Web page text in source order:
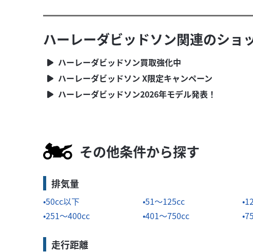
ハーレーダビッドソン関連のショ
ハーレーダビッドソン買取強化中
ハーレーダビッドソン X限定キャンペーン
ハーレーダビッドソン2026年モデル発表！
その他条件から探す
排気量
50cc以下 51～125cc
251～400cc
401～750cc
走行距離